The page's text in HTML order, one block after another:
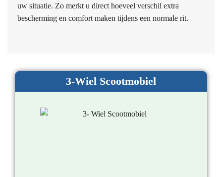
uw situatie. Zo merkt u direct hoeveel verschil extra
bescherming en comfort maken tijdens een normale rit.
3-Wiel Scootmobiel